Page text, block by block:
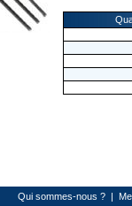
Qui sommes-nous ? |